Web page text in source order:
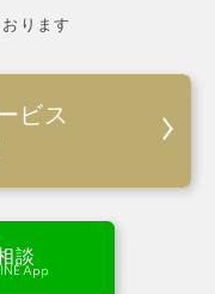
ります
ビス
談
App